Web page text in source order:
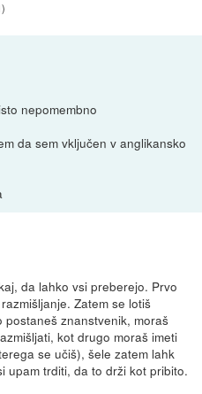
)
nepomembno
da sem vključen v anglikansko
da lahko vsi preberejo. Prvo
Zatem se lotiš
postaneš znanstvenik, moraš
kot drugo moraš imeti
se učiš), šele zatem lahk
upam trditi, da to drži kot pribito.